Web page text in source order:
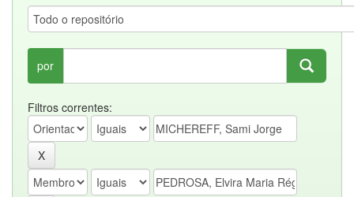
por
Filtros correntes: